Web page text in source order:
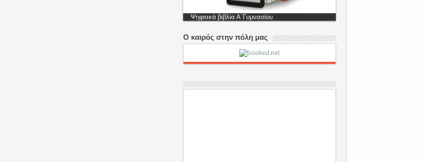
Ψηφιακά βιβλία Β΄Γυμνασίου
Ο καιρός στην πόλη μας